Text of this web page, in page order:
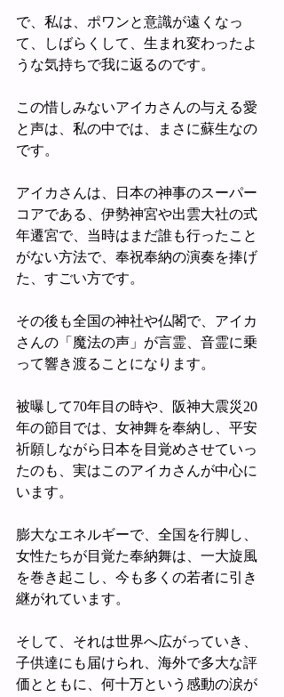
で、私は、ポワンと意識が遠くなっ
て、しばらくして、生まれ変わったよ
うな気持ちで我に返るのです。
この惜しみないアイカさんの与える愛
と声は、私の中では、まさに蘇生なの
です。
アイカさんは、日本の神事のスーパー
コアである、伊勢神宮や出雲大社の式
年遷宮で、当時はまだ誰も行ったこと
がない方法で、奉祝奉納の演奏を捧げ
た、すごい方です。
その後も全国の神社や仏閣で、アイカ
さんの「魔法の声」が言霊、音霊に乗
って響き渡ることになります。
被曝して70年目の時や、阪神大震災20
年の節目では、女神舞を奉納し、平安
祈願しながら日本を目覚めさせていっ
たのも、実はこのアイカさんが中心に
います。
膨大なエネルギーで、全国を行脚し、
女性たちが目覚た奉納舞は、一大旋風
を巻き起こし、今も多くの若者に引き
継がれています。
そして、それは世界へ広がっていき、
子供達にも届けられ、海外で多大な評
価とともに、何十万という感動の涙が